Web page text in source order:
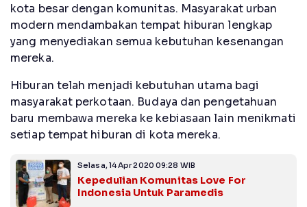
kota besar dengan komunitas. Masyarakat urban
modern mendambakan tempat hiburan lengkap
yang menyediakan semua kebutuhan kesenangan
mereka.
Hiburan telah menjadi kebutuhan utama bagi
masyarakat perkotaan. Budaya dan pengetahuan
baru membawa mereka ke kebiasaan lain menikmati
setiap tempat hiburan di kota mereka.
Selasa, 14 Apr 2020 09:28 WIB
Kepedulian Komunitas Love For
Indonesia Untuk Paramedis